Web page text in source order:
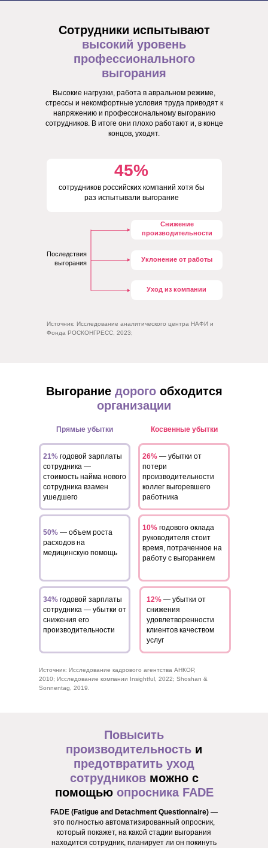
Сотрудники испытывают
высокий уровень
профессионального
выгорания
сотрудников российских компаний хотя бы
раз испытывали выгорание
Высокие нагрузки, работа в авральном режиме,
стрессы и некомфортные условия труда приводят к
напряжению и профессиональному выгоранию
сотрудников. В итоге они плохо работают и, в конце
концов, уходят.
45%
Последствия
выгорания
Снижение
производительности
Уклонение от работы
Уход из компании
Источник: Исследование аналитического центра НАФИ и
Фонда РОСКОНГРЕСС, 2023;
Выгорание дорогообходится
организации
21% годовой зарплаты
сотрудника —
стоимость найма нового
сотрудника взамен
ушедшего
Прямые убытки
Источник: Исследование кадрового агентства АНКОР,
2010; Исследование компании Insightful, 2022; Shoshan &
Sonnentag, 2019.
50% — объем роста
расходов на
медицинскую помощь
34% годовой зарплаты
сотрудника — убытки от
снижения его
производительности
26% — убытки от
потери
производительности
коллег выгоревшего
работника
10% годового оклада
руководителя стоит
время, потраченное на
работу с выгоранием
12% — убытки от
снижения
удовлетворенности
клиентов качеством
услуг
Косвенные убытки
Повысить
производительность и
предотвратить уход
сотрудниковможно с
помощью опросника FADE
FADE (Fatigue and Detachment Questionnaire) —
это полностью автоматизированный опросник,
который покажет, на какой стадии выгорания
находится сотрудник, планирует ли он покинуть